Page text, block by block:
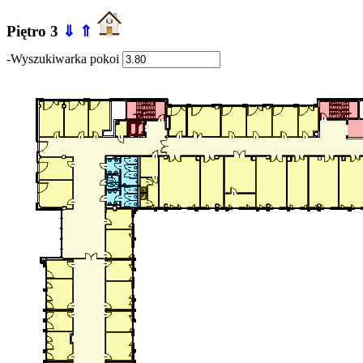
Piętro 3 ⇓ ⇑
-Wyszukiwarka pokoi